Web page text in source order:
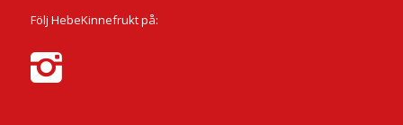
Följ HebeKinnefrukt på: